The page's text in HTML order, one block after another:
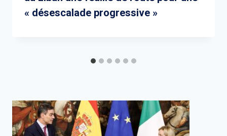
« désescalade progressive »